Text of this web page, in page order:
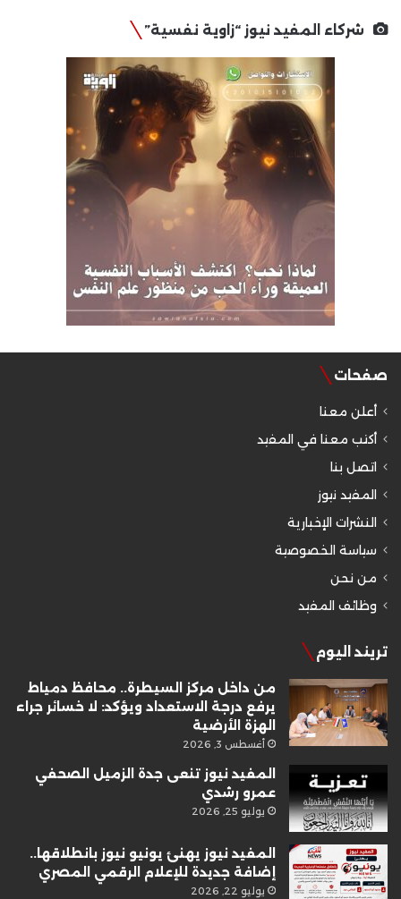
شركاء المفيد نيوز “زاوية نفسية”
صفحات
أعلن معنا
أكتب معنا في المفيد
اتصل بنا
المفيد نيوز
النشرات الإخبارية
سياسة الخصوصية
من نحن
وظائف المفيد
تريند اليوم
من داخل مركز السيطرة.. محافظ دمياط
يرفع درجة الاستعداد ويؤكد: لا خسائر جراء
الهزة الأرضية
أغسطس 3, 2026
المفيد نيوز تنعى جدة الزميل الصحفي
عمرو رشدي
يوليو 25, 2026
المفيد نيوز يهنئ يونيو نيوز بانطلاقها..
إضافة جديدة للإعلام الرقمي المصري
يوليو 22, 2026